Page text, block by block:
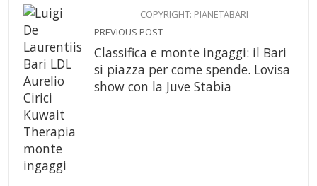
COPYRIGHT: PIANETABARI
PREVIOUS POST
Classifica e monte ingaggi: il Bari
si piazza per come spende. Lovisa
show con la Juve Stabia